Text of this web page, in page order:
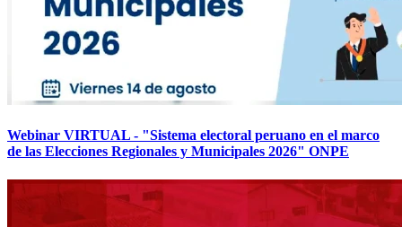
Webinar VIRTUAL - "Sistema electoral peruano en el marco
de las Elecciones Regionales y Municipales 2026" ONPE